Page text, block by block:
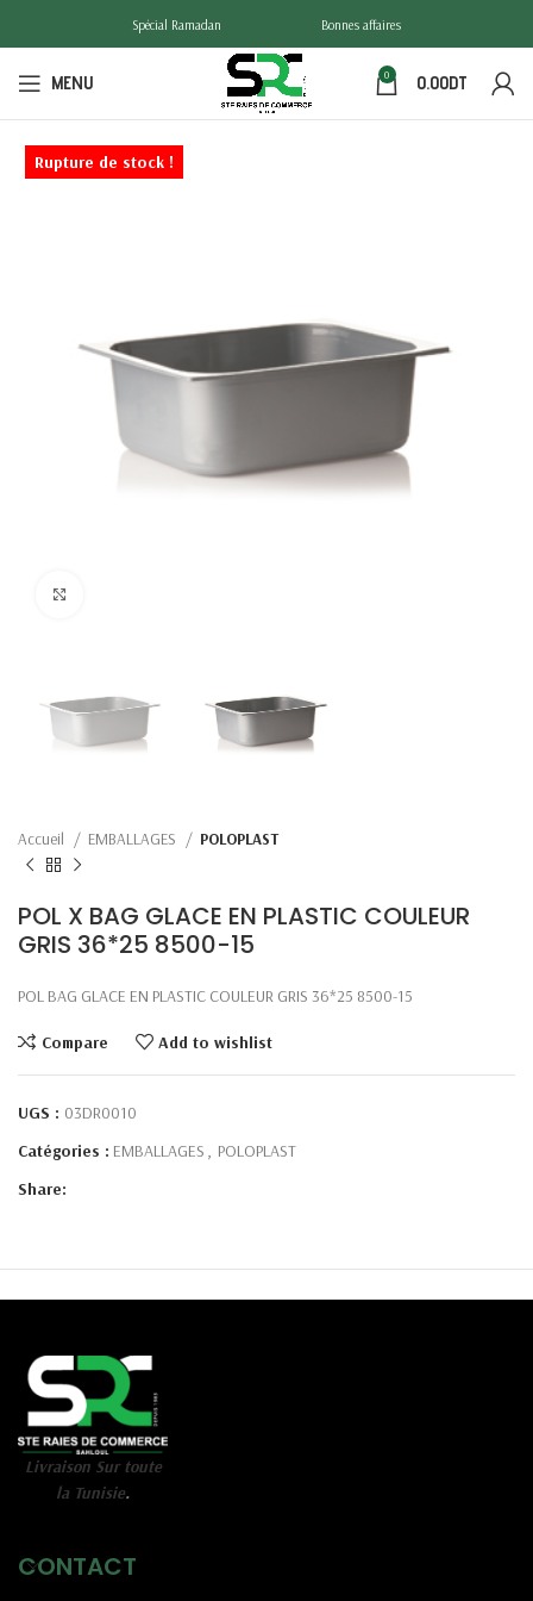
Spécial Ramadan Bonnes affaires
MENU 0 0.00DT
Rupture de stock !
Accueil EMBALLAGES POLOPLAST
POL X BAG GLACE EN PLASTIC COULEUR
GRIS 36*25 8500-15
POL BAG GLACE EN PLASTIC COULEUR GRIS 36*25 8500-15
Compare Add to wishlist
UGS : 03DR0010
Catégories : EMBALLAGES , POLOPLAST
Share:
Livraison Sur toute
la Tunisie.
CONTACT